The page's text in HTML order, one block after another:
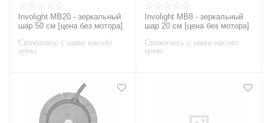
Involight MB20 - зеркальный
шар 50 см [цена без мотора]
Свяжитесь с нами насчёт
цены
Involight MB8 - зеркальный
шар 20 см [цена без мотора]
Свяжитесь с нами насчёт
цены